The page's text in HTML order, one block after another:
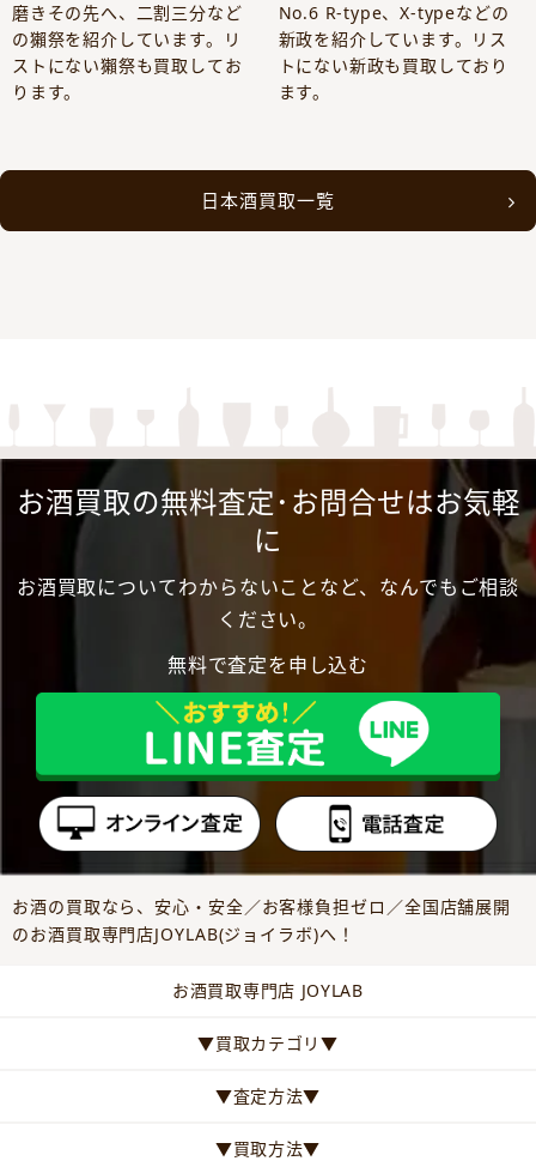
磨きその先へ、二割三分など
の獺祭を紹介しています。リ
ストにない獺祭も買取してお
ります。
No.6 R-type、X-typeなどの
新政を紹介しています。リス
トにない新政も買取しており
ます。
日本酒買取一覧
お酒買取の無料査定･お問合せはお気軽
に
お酒買取についてわからないことなど、なんでもご相談
ください。
無料で査定を申し込む
お酒の買取なら、安心・安全／お客様負担ゼロ／全国店舗展開
のお酒買取専門店JOYLAB(ジョイラボ)へ！
お酒買取専門店 JOYLAB
▼買取カテゴリ▼
▼査定方法▼
▼買取方法▼